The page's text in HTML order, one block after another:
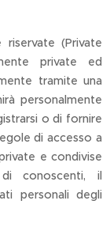
(Private
private ed
tramite una
personalmente
o di fornire
di accesso a
e condivise
conoscenti, il
personali degli